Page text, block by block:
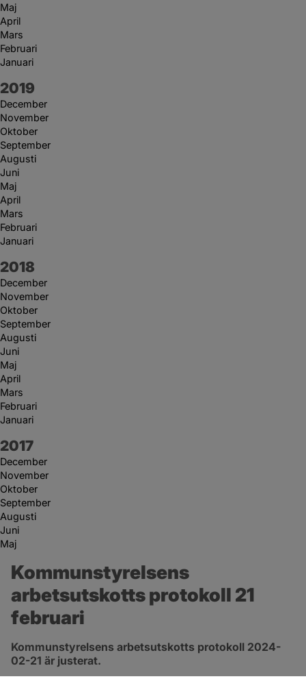
Maj
April
Mars
Februari
Januari
År:
2019
December
November
Oktober
September
Augusti
Juni
Maj
April
Mars
Februari
Januari
År:
2018
December
November
Oktober
September
Augusti
Juni
Maj
April
Mars
Februari
Januari
År:
2017
December
November
Oktober
September
Augusti
Juni
Maj
Kommunstyrelsens
arbetsutskotts protokoll 21
februari
Kommunstyrelsens arbetsutskotts protokoll 2024-
02-21 är justerat.